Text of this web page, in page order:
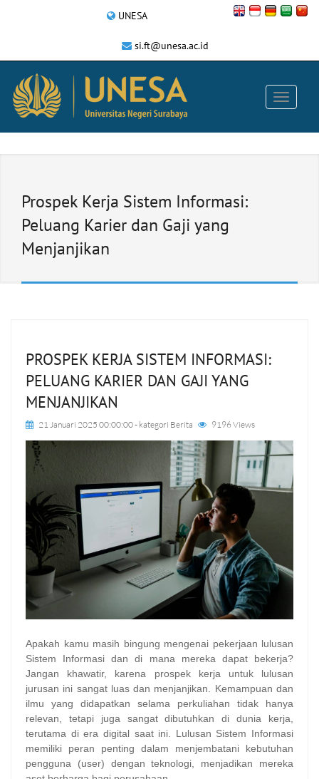
UNESA
si.ft@unesa.ac.id
Prospek Kerja Sistem Informasi:
Peluang Karier dan Gaji yang
Menjanjikan
PROSPEK KERJA SISTEM INFORMASI:
PELUANG KARIER DAN GAJI YANG
MENJANJIKAN
21 Januari 2025 00:00:00- kategori Berita 9196 Views
Apakah kamu masih bingung mengenai pekerjaan lulusan
Sistem Informasi dan di mana mereka dapat bekerja?
Jangan khawatir, karena prospek kerja untuk lulusan
jurusan ini sangat luas dan menjanjikan. Kemampuan dan
ilmu yang didapatkan selama perkuliahan tidak hanya
relevan, tetapi juga sangat dibutuhkan di dunia kerja,
terutama di era digital saat ini. Lulusan Sistem Informasi
memiliki peran penting dalam menjembatani kebutuhan
pengguna (user) dengan teknologi, menjadikan mereka